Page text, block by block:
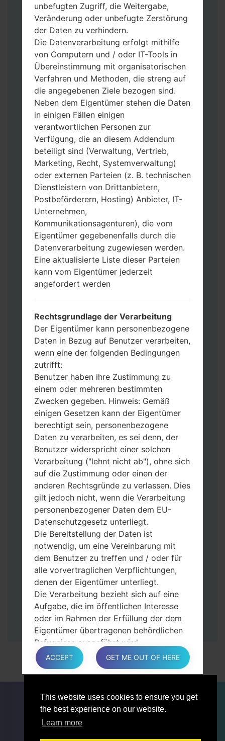
This website uses cookies to ensure you get
the best experience on our website.
Learn more
Laden Sie auf Ihren PC:
Version herunter.
Dann laden Sie die Firmware-Datei
herunter und entpacken Sie sie.
Sie brauchen 1(wählen Sie hier 1 Firmware-
Datei aus) oder 5 (wählen Sie 5 Firmware-
Dateien aus) Firmware-Dateien:
AP: „System & Recovery“
CP: „Modem & Radio“
CSC_***: „Country & Region & Operator“
HOME_CSC_***: „Country & Region &
Operator“
Fügen Sie dem Programm Odin 3 alle
Dateien hinzu.
Wenn Sie das Telefon flashen und auf die
anderen Fall wählen Sie HOME_CSC_***
um Ihre Daten zu speichern.
Jetzt schalten Sie das Gerät aus und
aktivieren Sie Download-Modus. Alle
Methoden, wie es geht:
Halten Sie die Power-, Lautstärke- und
Bixbi- Tasten gedrückt.
Halten Sie Lauter- und Leiser-Tasten
gedrückt. Schließen Sie das Telefon mit
einem USB-Kabel an den PC an.
Halten Sie die Power-, Lauter- und
Home-Tasten gedrückt.
Schließen Sie das USB-Kabel an und
halten Sie die Leiser- und Bixbi-Tasten
gedrückt.
Halten Sie die Power- und Lauter-
Tasten gedrückt.
Dann schließen Sie das Telefon an den PC
an, das Programm Odin erkennt Ihr Gerät
und „COM port number“ wird auf dem
Bildschirm angezeigt.
Geben Sie nur die „F. Reset”-Zeit und
„Auto-Rebot“ an.
Zum Schluss klicken Sie „Start“-Taste auf.
Ihr Gerät wird neu gestartet und von PC
getrennt.
unbefugten Zugriff, die Weitergabe,
Veränderung oder unbefugte Zerstörung
der Daten zu verhindern.
Die Datenverarbeitung erfolgt mithilfe
von Computern und / oder IT-Tools in
Übereinstimmung mit organisatorischen
Verfahren und Methoden, die streng auf
die angegebenen Ziele bezogen sind.
Neben dem Eigentümer stehen die Daten
in einigen Fällen einigen
verantwortlichen Personen zur
Verfügung, die an diesem Addendum
beteiligt sind (Verwaltung, Vertrieb,
Marketing, Recht, Systemverwaltung)
oder externen Parteien (z. B. technischen
Dienstleistern von Drittanbietern,
Postbeförderern, Hosting) Anbieter, IT-
Unternehmen,
Kommunikationsagenturen), die vom
Eigentümer gegebenenfalls durch die
Datenverarbeitung zugewiesen werden.
Eine aktualisierte Liste dieser Parteien
kann vom Eigentümer jederzeit
angefordert werden
Rechtsgrundlage der Verarbeitung
Der Eigentümer kann personenbezogene
Daten in Bezug auf Benutzer verarbeiten,
wenn eine der folgenden Bedingungen
zutrifft:
Benutzer haben ihre Zustimmung zu
einem oder mehreren bestimmten
Zwecken gegeben. Hinweis: Gemäß
einigen Gesetzen kann der Eigentümer
berechtigt sein, personenbezogene
Daten zu verarbeiten, es sei denn, der
Benutzer widerspricht einer solchen
Verarbeitung ("lehnt nicht ab"), ohne sich
auf die Zustimmung oder einen der
anderen Rechtsgründe zu verlassen. Dies
gilt jedoch nicht, wenn die Verarbeitung
personenbezogener Daten dem EU-
Datenschutzgesetz unterliegt.
Die Bereitstellung der Daten ist
notwendig, um eine Vereinbarung mit
dem Benutzer zu treffen und / oder für
alle vorvertraglichen Verpflichtungen,
denen der Eigentümer unterliegt.
Die Verarbeitung bezieht sich auf eine
Aufgabe, die im öffentlichen Interesse
oder im Rahmen der Erfüllung der dem
Eigentümer übertragenen behördlichen
Befugnisse ausgeführt wird.
Die Verarbeitung ist für berechtigte
Interessen des Eigentümers oder eines
Dritten erforderlich.
bei der Erläuterung des für die
Verarbeitung geltenden rechtlichen
Rahmens und insbesondere, ob die
Bereitstellung personenbezogener Daten
ACCEPT GET ME OUT OF HERE